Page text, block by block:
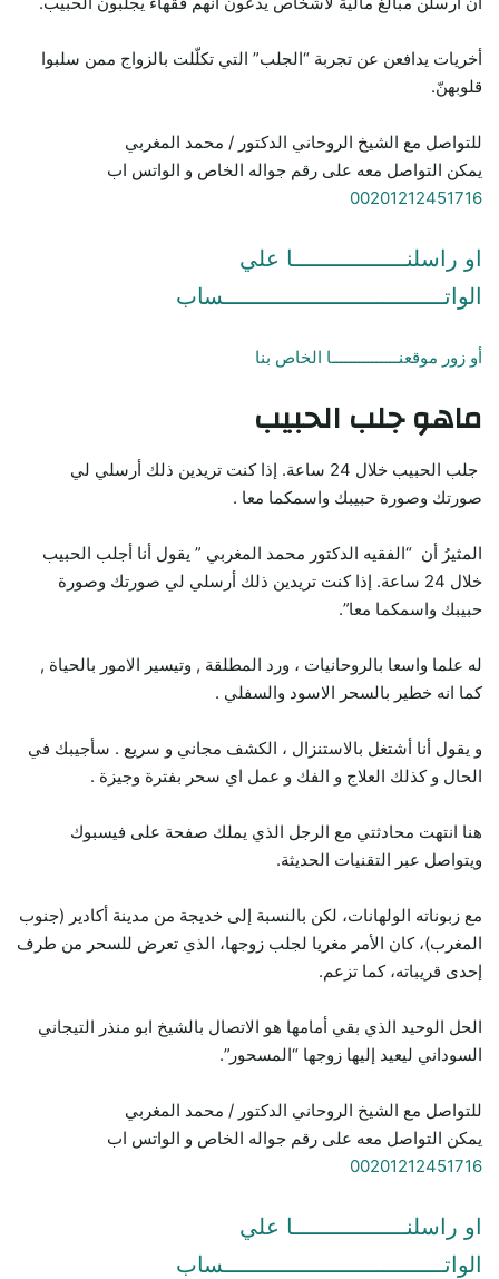
أخريات يدافعن عن تجربة “الجلب” التي تكلّلت بالزواج ممن سلبوا
قلوبهنّ.
للتواصل مع الشيخ الروحاني الدكتور / محمد المغربي
يمكن التواصل معه على رقم جواله الخاص و الواتس اب
00201212451716
او راسلنـــــــــــــــــا علي
الواتـــــــــــــــــــــــــــــــــساب
أو زور موقعنـــــــــــــــا الخاص بنا
ماهو جلب الحبيب
جلب الحبيب خلال 24 ساعة. إذا كنت تريدين ذلك أرسلي لي
صورتك وصورة حبيبك واسمكما معا .
المثيرُ أن “الفقيه الدكتور محمد المغربي ” يقول أنا أجلب الحبيب
خلال 24 ساعة. إذا كنت تريدين ذلك أرسلي لي صورتك وصورة
حبيبك واسمكما معا”.
له علما واسعا بالروحانيات ، ورد المطلقة , وتيسير الامور بالحياة ,
كما انه خطير بالسحر الاسود والسفلي .
و يقول أنا أشتغل بالاستنزال ، الكشف مجاني و سريع . سأجيبك في
الحال و كذلك العلاج و الفك و عمل اي سحر بفترة وجيزة .
هنا انتهت محادثتي مع الرجل الذي يملك صفحة على فيسبوك
ويتواصل عبر التقنيات الحديثة.
مع زبوناته الولهانات، لكن بالنسبة إلى خديجة من مدينة أكادير (جنوب
المغرب)، كان الأمر مغريا لجلب زوجها، الذي تعرض للسحر من طرف
إحدى قريباته، كما تزعم.
الحل الوحيد الذي بقي أمامها هو الاتصال بالشيخ ابو منذر التيجاني
السوداني ليعيد إليها زوجها “المسحور”.
للتواصل مع الشيخ الروحاني الدكتور / محمد المغربي
يمكن التواصل معه على رقم جواله الخاص و الواتس اب
00201212451716
او راسلنـــــــــــــــــا علي
الواتـــــــــــــــــــــــــــــــــساب